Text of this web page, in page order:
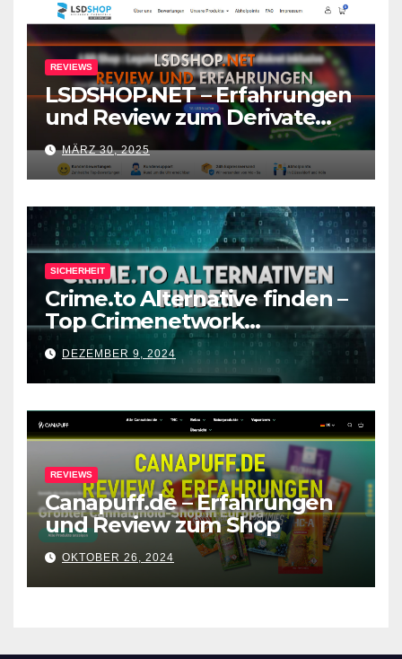
REVIEWS
LSDSHOP.NET – Erfahrungen
und Review zum Derivate
Shop
MÄRZ 30, 2025
SICHERHEIT
Crime.to Alternative finden –
Top Crimenetwork
Alternativen nach
Forenabschaltung
DEZEMBER 9, 2024
REVIEWS
Canapuff.de – Erfahrungen
und Review zum Shop
OKTOBER 26, 2024